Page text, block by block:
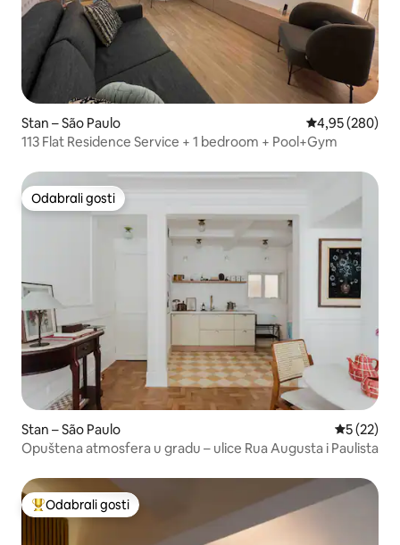
Stan – São Paulo Prosječna
4,95 (280)
113 Flat Residence Service + 1 bedroom + Pool+Gym
Odabrali gosti
Odabrali gosti
Stan – São Paulo Prosječna
5 (22)
Opuštena atmosfera u gradu – ulice Rua Augusta i Paulista
Među najviše rangiranima s oznakom „Odabrali gosti”
Odabrali gosti